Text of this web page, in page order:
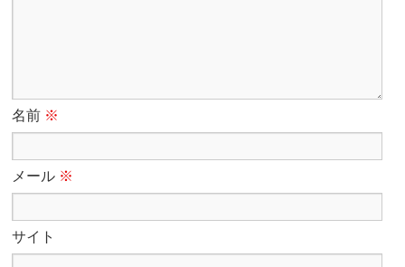
名前 ※
メール ※
サイト